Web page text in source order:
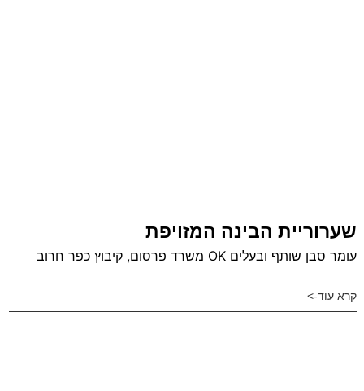
שערוריית הבינה המזויפת
עומר סבן שותף ובעלים OK משרד פרסום, קיבוץ כפר חרוב
קרא עוד->